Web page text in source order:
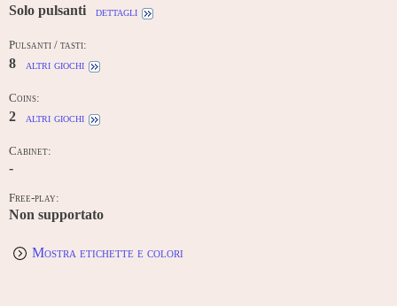
Solo pulsanti dettagli
Pulsanti / tasti:
8 altri giochi
Coins:
2 altri giochi
Cabinet:
-
Free-play:
Non supportato
Mostra etichette e colori